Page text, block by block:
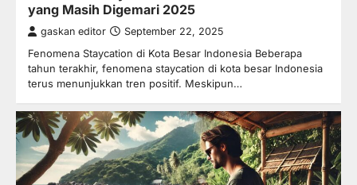
yang Masih Digemari 2025
gaskan editor September 22, 2025
Fenomena Staycation di Kota Besar Indonesia Beberapa
tahun terakhir, fenomena staycation di kota besar Indonesia
terus menunjukkan tren positif. Meskipun…